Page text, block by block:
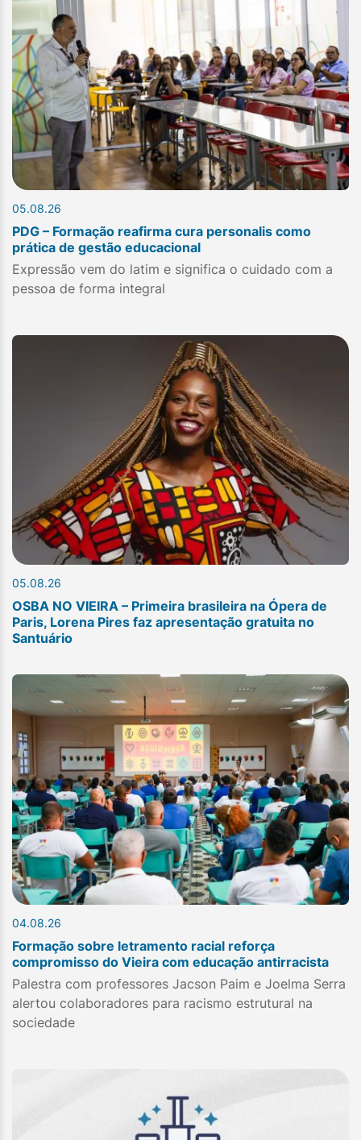
05.08.26
PDG – Formação reafirma cura personalis como
prática de gestão educacional
Expressão vem do latim e significa o cuidado com a
pessoa de forma integral
05.08.26
OSBA NO VIEIRA – Primeira brasileira na Ópera de
Paris, Lorena Pires faz apresentação gratuita no
Santuário
04.08.26
Formação sobre letramento racial reforça
compromisso do Vieira com educação antirracista
Palestra com professores Jacson Paim e Joelma Serra
alertou colaboradores para racismo estrutural na
sociedade